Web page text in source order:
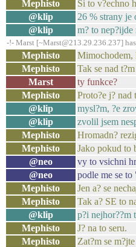
Mephisto
Si to v?echno
@klip
26 % strany je
@klip
m? to nep?ijde
-!- Marst [~Marst@213.29.236.237]
Mephisto Mimochodem,
Mephisto
Tak se nad
Marst
ty funkce?
Mephisto
Proto?e j? nad
@klip
mysl?m, ?e
@klip
zvolil jsem
Mephisto
Hromadn?
Mephisto
Jako pokud to
@neo
vy to vsichni
@neo
podle me se
Mephisto
Jen a? se
Mephisto
Tak a? SE to
@klip
p?i nejhor??m
Mephisto
J? na to seru.
Mephisto
Zat?m se